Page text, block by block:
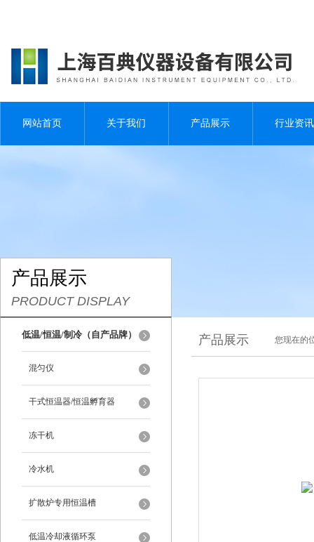
网站首页 关于我们 产品展示 行业资讯
产品展示
PRODUCT DISPLAY
低温/恒温/制冷（自产品牌）
混匀仪
干式恒温器/恒温孵育器
冻干机
冷水机
扩散炉专用恒温槽
低温冷却液循环泵
产品展示 您现在的